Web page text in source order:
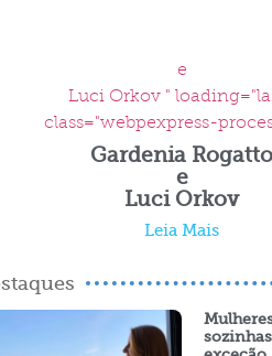
e
Luci Orkov "
class="webpexpress-
Gardenia Rogatto
e
Luci Orkov
Leia Mais